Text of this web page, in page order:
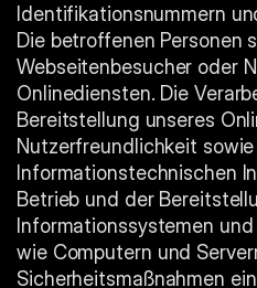
Identifikationsnummern
Die betroffenen Personen
Webseitenbesucher oder
Onlinediensten. Die
Bereitstellung unseres
Nutzerfreundlichkeit
Informationstechnischen
Betrieb und der
Informationssystemen
wie Computern und
Sicherheitsmaßnahmen